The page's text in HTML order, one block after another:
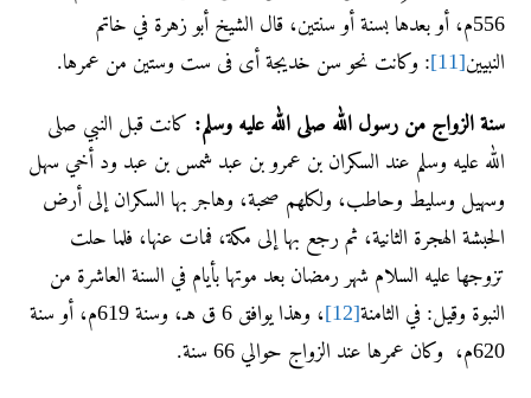
556م، أو بعدها بسنة أو سنتين، قال الشيخ أبو زهرة في خاتم
النبيين[11] : وكانت نحو سن خديجة أى فى ست وستين من عمرها.
سنة الزواج من رسول الله صلى الله عليه وسلم: كانت قبل النبي صلى
الله عليه وسلم عند السكران بن عمرو بن عبد شمس بن عبد ود أخي سهل
وسهيل وسليط وحاطب، ولكلهم صحبة، وهاجر بها السكران إلى أرض
الحبشة الهجرة الثانية، ثم رجع بها إلى مكة، فمات عنها، فلما حلت
تزوجها عليه السلام شهر رمضان بعد موتها بأيام في السنة العاشرة من
النبوة وقيل: في الثامنة[12]
، وهذا يوافق 6 ق هـ، وسنة 619م، أو سنة
620م، وكان عمرها عند الزواج حوالي 66 سنة.